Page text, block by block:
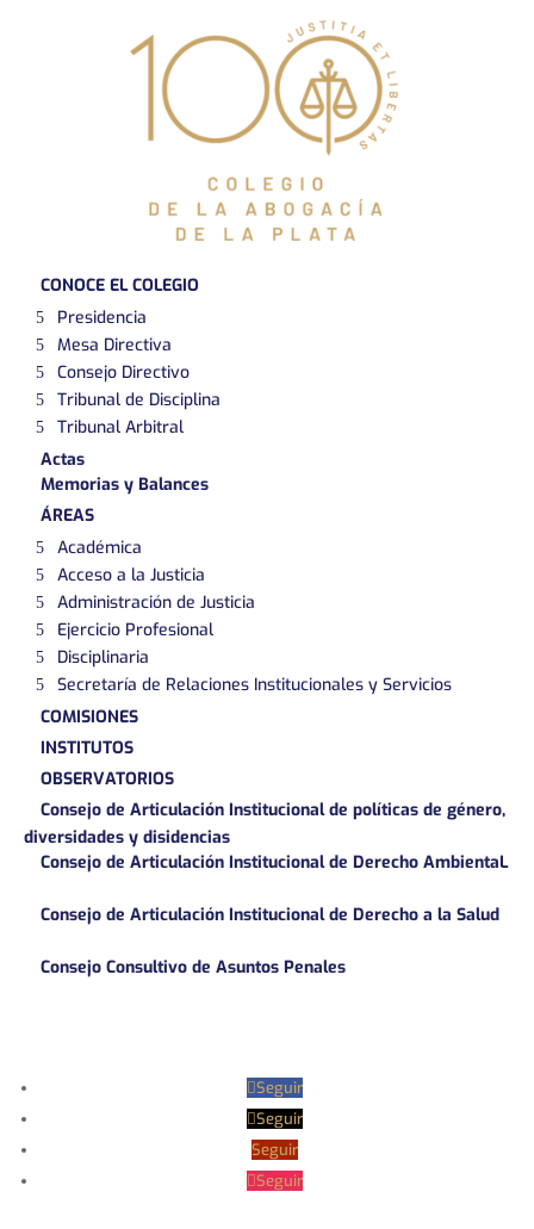
CONOCE EL COLEGIO
Presidencia
Mesa Directiva
Consejo Directivo
Tribunal de Disciplina
Tribunal Arbitral
Actas
Memorias y Balances
ÁREAS
Académica
Acceso a la Justicia
Administración de Justicia
Ejercicio Profesional
Disciplinaria
Secretaría de Relaciones Institucionales y Servicios
COMISIONES
INSTITUTOS
OBSERVATORIOS
Consejo de Articulación Institucional de políticas de género,
diversidades y disidencias
Consejo de Articulación Institucional de Derecho AmbientaL
Consejo de Articulación Institucional de Derecho a la Salud
Consejo Consultivo de Asuntos Penales
Seguir
Seguir
Seguir
Seguir